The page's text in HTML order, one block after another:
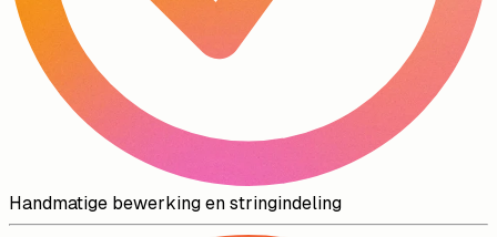
Handmatige bewerking en stringindeling